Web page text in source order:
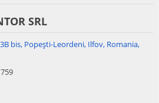
SRL
bis, Popești-Leordeni, Ilfov, Romania,